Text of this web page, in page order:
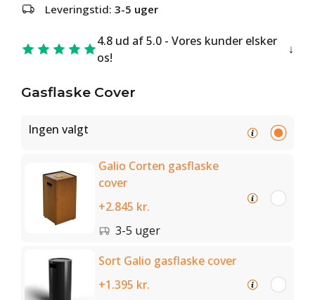
Leveringstid: 3-5 uger
4.8 ud af 5.0 - Vores kunder elsker
os!
Gasflaske Cover
Ingen valgt
Galio Corten gasflaske
cover
+2.845 kr.
3-5 uger
Sort Galio gasflaske cover
+1.395 kr.